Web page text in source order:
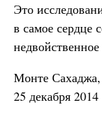
Это
в самое сердце
Монте
25 декабря 2014